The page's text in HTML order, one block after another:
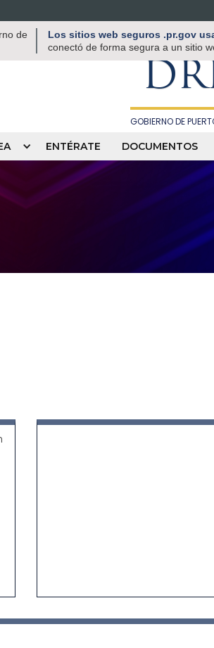
de
Los sitios web seguros .pr.gov
conectó de forma segura a un sitio
RECREACIÓN Y
GOBIERNO DE
ENTÉRATE DOCUMENTOS